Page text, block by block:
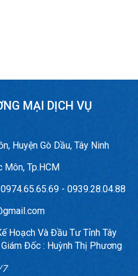
MẠI DỊCH VỤ
Huyện Gò Dầu, Tây Ninh
Môn, Tp.HCM
- 0939.28.04.88
Hoạch Và Đầu Tư Tỉnh Tây
Đốc : Huỳnh Thị Phương